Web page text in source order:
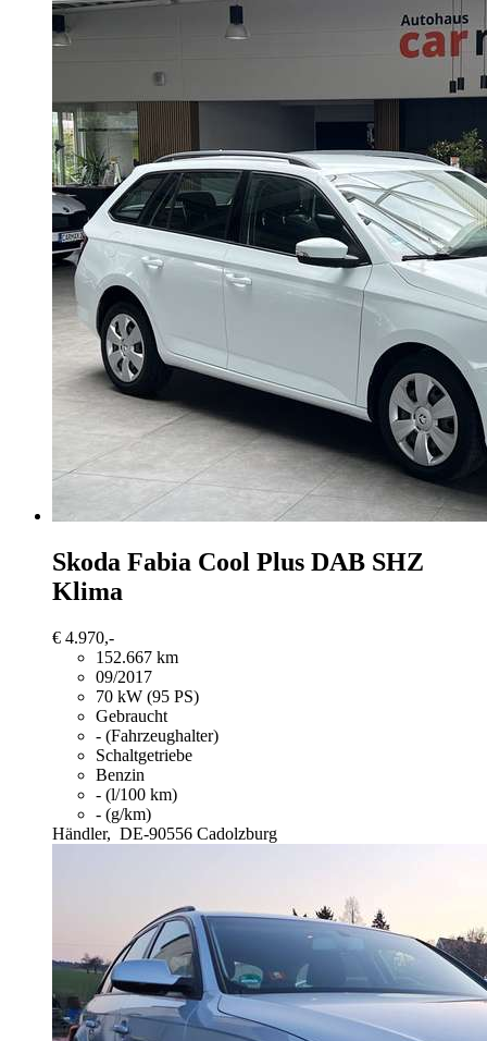
Skoda Fabia Cool Plus DAB SHZ
Klima
€ 4.970,-
152.667 km
09/2017
70 kW (95 PS)
Gebraucht
- (Fahrzeughalter)
Schaltgetriebe
Benzin
- (l/100 km)
- (g/km)
Händler, DE-90556 Cadolzburg